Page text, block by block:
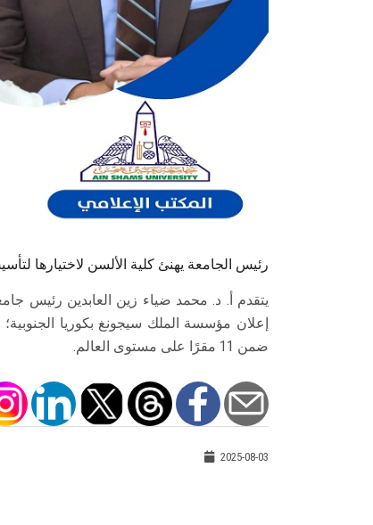
رئيس الجامعة يهنئ كلية الألسن لاختيارها
يتقدم أ. د. محمد ضياء زين العابدين رئيس
ضمن 11 مقرًا على مستوى العالم.
2025-08-03